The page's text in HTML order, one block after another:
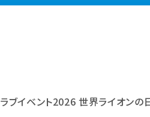
イベント2026 世界ライオン